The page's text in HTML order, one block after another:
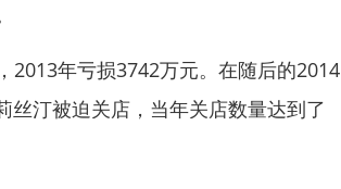
年亏损3742万元。在随后的2014
汀被迫关店，当年关店数量达到了